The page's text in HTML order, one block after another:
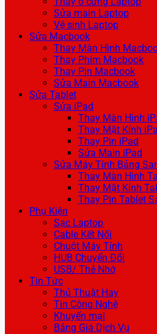
Sửa main Laptop
Vệ sinh Laptop
Sửa Macbook
Thay Màn Hình
Thay Phím Macbook
Thay Pin Macbook
Sửa Main Macbook
Sửa Tablet
Sửa iPad
Thay Màn Hình
Thay Mặt Kính
Thay Pin iPad
Sửa Main iPad
Sửa Máy Tính Bảng
Thay Màn Hình
Thay Mặt Kính
Thay Pin Tablet
Phụ Kiện
Sạc Laptop
Cable Kết Nối
Chuột Máy Tính
HUB Chuyển Đổi
USB/ Thẻ Nhớ
Tin Tức
Thủ Thuật Hay
Tin Công Nghệ
Khuyến mại
Bảng Giá Dịch Vụ